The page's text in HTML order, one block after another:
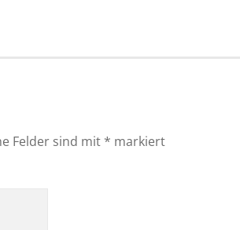
Felder sind mit * markiert